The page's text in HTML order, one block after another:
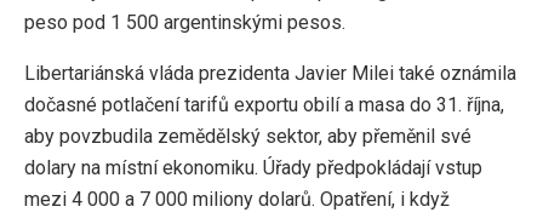
peso pod 1 500 argentinskými pesos.
Libertariánská vláda prezidenta Javier Milei také oznámila
dočasné potlačení tarifů exportu obilí a masa do 31. října,
aby povzbudila zemědělský sektor, aby přeměnil své
dolary na místní ekonomiku. Úřady předpokládají vstup
mezi 4 000 a 7 000 miliony dolarů. Opatření, i když